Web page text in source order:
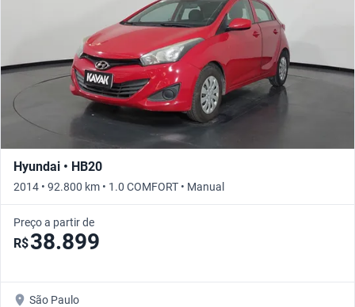
Hyundai • HB20
2014 • 92.800 km • 1.0 COMFORT • Manual
Preço a partir de
R$38.899
São Paulo